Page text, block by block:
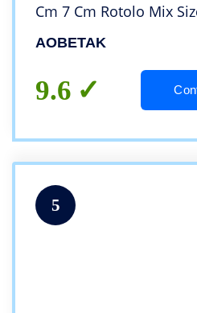
Cm 7 Cm Rotolo Mix
Carbon Adesiva
AOBETAK
9.6
5